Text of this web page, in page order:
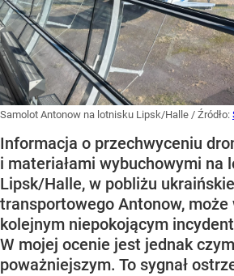
Samolot Antonow na lotnisku Lipsk/Halle / Źródło:
Informacja o przechwyceniu
i materiałami wybuchowymi na
Lipsk/Halle, w pobliżu
transportowego Antonow, może
kolejnym niepokojącym
W mojej ocenie jest jednak
poważniejszym. To sygnał